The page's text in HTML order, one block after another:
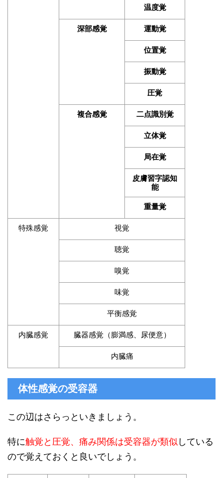
温度覚
深部感覚 運動覚
位置覚
振動覚
圧覚
複合感覚 二点識別覚
立体覚
局在覚
皮膚習字認知
能
重量覚
特殊感覚 視覚
聴覚
嗅覚
味覚
平衡感覚
内臓感覚 臓器感覚（膨満感、尿便意）
内臓痛
体性感覚の受容器
この辺はさらっといきましょう。
特に触覚と圧覚、痛み関係は受容器が類似 している
ので覚えておくと良いでしょう。